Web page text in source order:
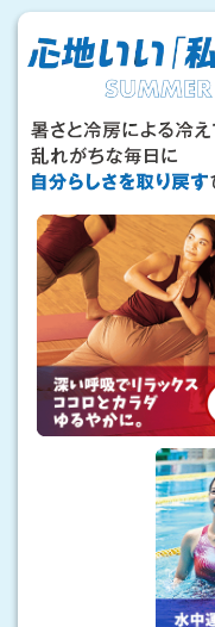
ッ
シ
ュ
も
、
理
想
の
ス
タ
イ
心
地
い
「
私
の
避
暑
地
」